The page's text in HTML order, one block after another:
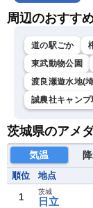
周辺のおすす
道の駅ごか
東武動物公園
渡良瀬遊水地(
誠農社キャンプ
茨城県のアメ
気温
順位 地点
1 日立
茨城